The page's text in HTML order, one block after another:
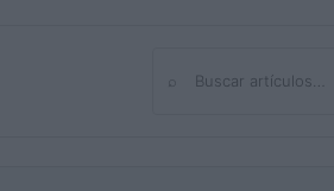
Buscar